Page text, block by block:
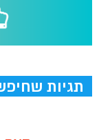
תגיות